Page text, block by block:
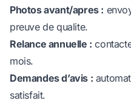
Photos avant/apres :
preuve de qualite.
Relance annuelle :
mois.
Demandes d’avis :
satisfait.